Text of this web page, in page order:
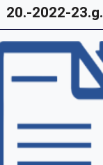
20.-2022-23.g.